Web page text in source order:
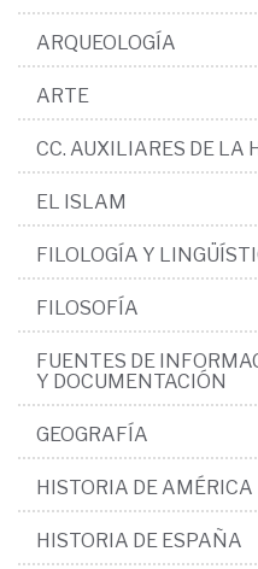
ARQUEOLOGÍA
ARTE
CC. AUXILIARES DE LA
EL ISLAM
FILOLOGÍA Y
FILOSOFÍA
FUENTES DE
Y DOCUMENTACIÓN
GEOGRAFÍA
HISTORIA DE AMÉRICA
HISTORIA DE ESPAÑA